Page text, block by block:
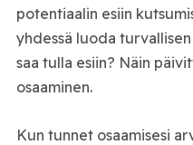
potentiaalin esiin
yhdessä luoda
saa tulla esiin? Näin
osaaminen.
Kun tunnet osaamisesi